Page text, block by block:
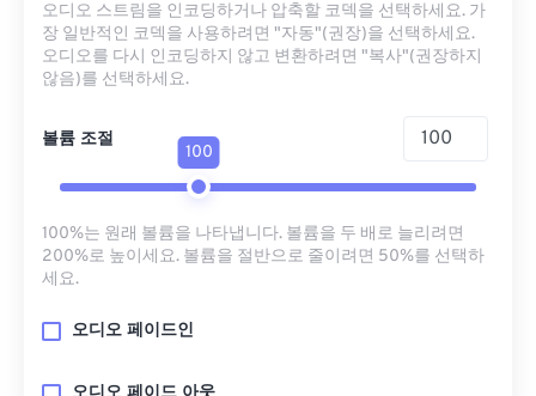
오디오 스트림을 인코딩하거나 압축할 코덱을 선택하세요. 가
장 일반적인 코덱을 사용하려면 "자동"(권장)을 선택하세요.
오디오를 다시 인코딩하지 않고 변환하려면 "복사"(권장하지
않음)를 선택하세요.
볼륨 조절
100
100%는 원래 볼륨을 나타냅니다. 볼륨을 두 배로 늘리려면
200%로 높이세요. 볼륨을 절반으로 줄이려면 50%를 선택하
세요.
오디오 페이드인